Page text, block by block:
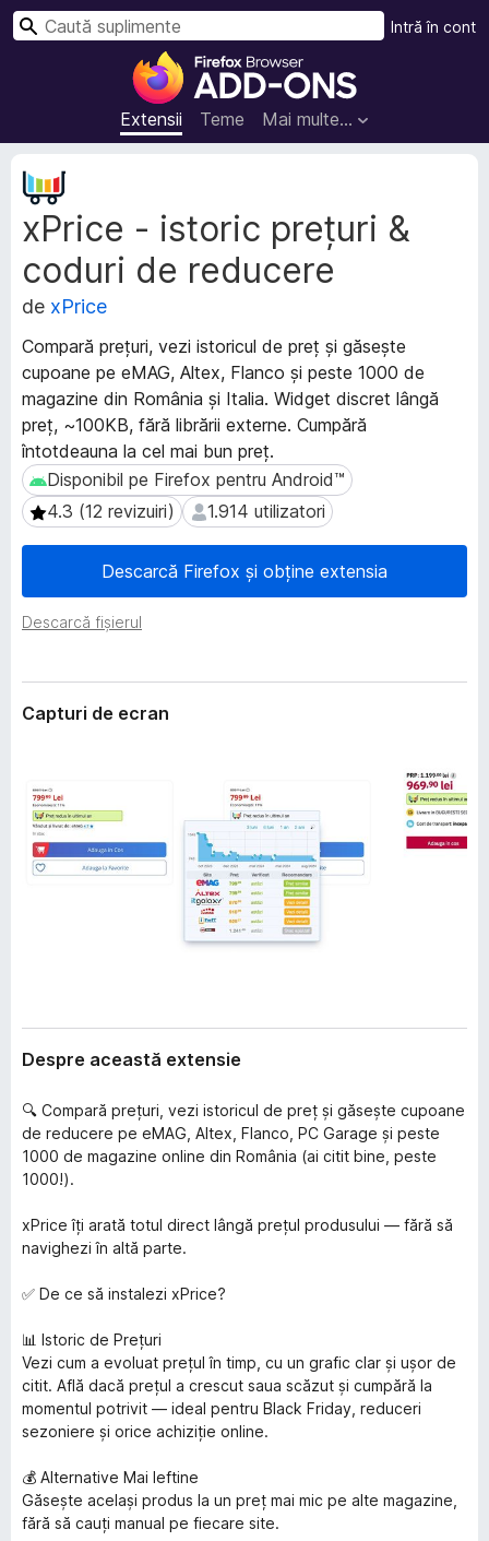
S
u
p
l
e
n
t
e
n
t
r
u
F
i
f
Extensii Teme Mai multe…
Intră în cont
C
xPrice - istoric prețuri &
coduri de reducere
de xPrice
Compară prețuri, vezi istoricul de preț și găsește
cupoane pe eMAG, Altex, Flanco și peste 1000 de
magazine din România și Italia. Widget discret lângă
preț, ~100KB, fără librării externe. Cumpără
întotdeauna la cel mai bun preț.
Disponibil pe Firefox pentru Android™
Disponibil pe Firefox pentru Android™
4.3 (12 revizuiri)
4.3 (12 revizuiri) 1.914 utilizatori
1.914 utilizatori
Descarcă Firefox și obține extensia
Descarcă fișierul
M
e
t
a
d
a
t
e
e
x
t
e
n
s
i
e
Capturi de ecran
Despre această extensie
🔍 Compară prețuri, vezi istoricul de preț și găsește cupoane
de reducere pe eMAG, Altex, Flanco, PC Garage și peste
1000 de magazine online din România (ai citit bine, peste
1000!).
xPrice îți arată totul direct lângă prețul produsului — fără să
navighezi în altă parte.
✅ De ce să instalezi xPrice?
📊 Istoric de Prețuri
Vezi cum a evoluat prețul în timp, cu un grafic clar și ușor de
citit. Află dacă prețul a crescut saua scăzut și cumpără la
momentul potrivit — ideal pentru Black Friday, reduceri
sezoniere și orice achiziție online.
💰 Alternative Mai Ieftine
Găsește același produs la un preț mai mic pe alte magazine,
fără să cauți manual pe fiecare site.